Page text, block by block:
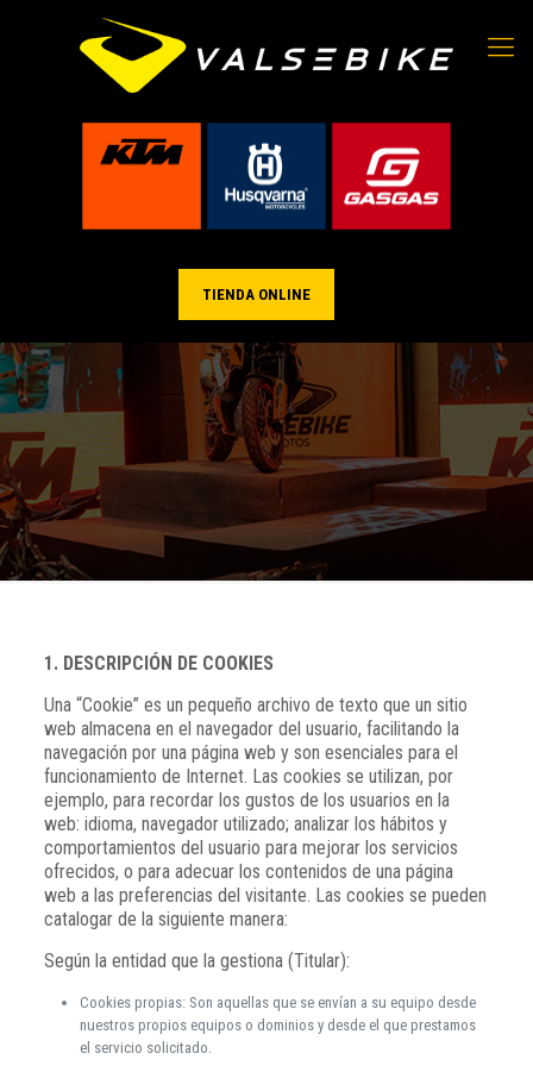
TIENDA ONLINE
1. DESCRIPCIÓN DE COOKIES
Una “Cookie” es un pequeño archivo de texto que un sitio
web almacena en el navegador del usuario, facilitando la
navegación por una página web y son esenciales para el
funcionamiento de Internet. Las cookies se utilizan, por
ejemplo, para recordar los gustos de los usuarios en la
web: idioma, navegador utilizado; analizar los hábitos y
comportamientos del usuario para mejorar los servicios
ofrecidos, o para adecuar los contenidos de una página
web a las preferencias del visitante. Las cookies se pueden
catalogar de la siguiente manera:
Según la entidad que la gestiona (Titular):
Cookies propias: Son aquellas que se envían a su equipo desde
nuestros propios equipos o dominios y desde el que prestamos
el servicio solicitado.